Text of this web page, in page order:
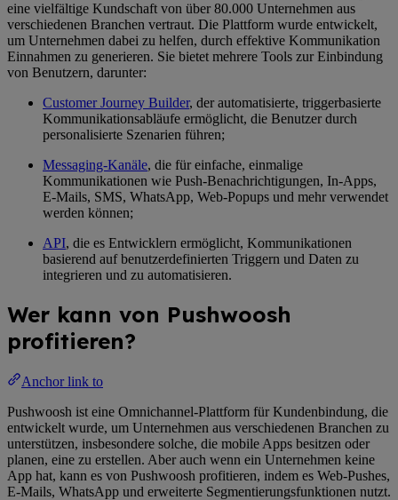
eine vielfältige Kundschaft von über 80.000 Unternehmen aus
verschiedenen Branchen vertraut. Die Plattform wurde entwickelt,
um Unternehmen dabei zu helfen, durch effektive Kommunikation
Einnahmen zu generieren. Sie bietet mehrere Tools zur Einbindung
von Benutzern, darunter:
Customer Journey Builder, der automatisierte, triggerbasierte
Kommunikationsabläufe ermöglicht, die Benutzer durch
personalisierte Szenarien führen;
Messaging-Kanäle, die für einfache, einmalige
Kommunikationen wie Push-Benachrichtigungen, In-Apps,
E-Mails, SMS, WhatsApp, Web-Popups und mehr verwendet
werden können;
API, die es Entwicklern ermöglicht, Kommunikationen
basierend auf benutzerdefinierten Triggern und Daten zu
integrieren und zu automatisieren.
Wer kann von Pushwoosh
profitieren?
Anchor link to
Pushwoosh ist eine Omnichannel-Plattform für Kundenbindung, die
entwickelt wurde, um Unternehmen aus verschiedenen Branchen zu
unterstützen, insbesondere solche, die mobile Apps besitzen oder
planen, eine zu erstellen. Aber auch wenn ein Unternehmen keine
App hat, kann es von Pushwoosh profitieren, indem es Web-Pushes,
E-Mails, WhatsApp und erweiterte Segmentierungsfunktionen nutzt.